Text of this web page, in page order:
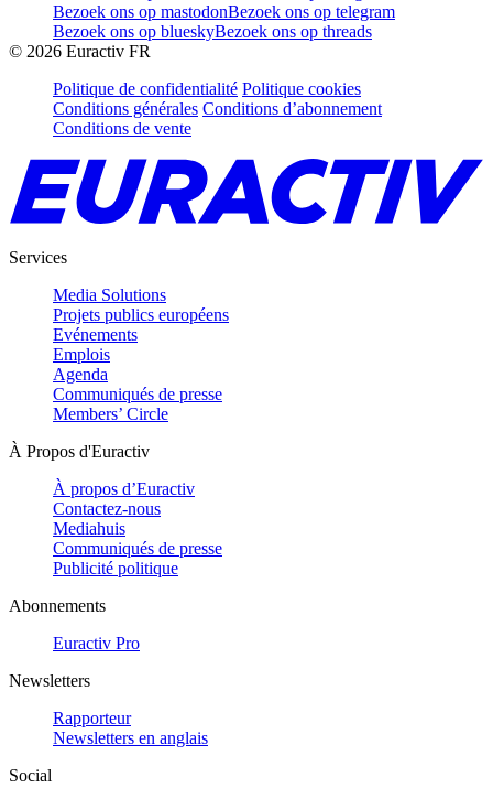
Bezoek ons op mastodonBezoek ons op telegram
Bezoek ons op blueskyBezoek ons op threads
© 2026 Euractiv FR
Politique de confidentialité Politique cookies
Conditions générales Conditions d’abonnement
Conditions de vente
Services
Media Solutions
Projets publics européens
Evénements
Emplois
Agenda
Communiqués de presse
Members’ Circle
À Propos d'Euractiv
À propos d’Euractiv
Contactez-nous
Mediahuis
Communiqués de presse
Publicité politique
Abonnements
Euractiv Pro
Newsletters
Rapporteur
Newsletters en anglais
Social